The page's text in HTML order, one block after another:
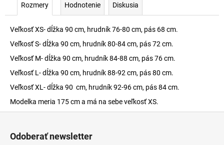
Rozmery Hodnotenie Diskusia
Veľkosť XS- dĺžka 90 cm, hrudník 76-80 cm, pás 68 cm.
Veľkosť S- dĺžka 90 cm, hrudník 80-84 cm, pás 72 cm.
Veľkosť M- dĺžka 90 cm, hrudník 84-88 cm, pás 76 cm.
Veľkosť L- dĺžka 90 cm, hrudník 88-92 cm, pás 80 cm.
Veľkosť XL- dĺžka 90 cm, hrudník 92-96 cm, pás 84 cm.
Modelka meria 175 cm a má na sebe veľkosť XS.
Odoberať newsletter